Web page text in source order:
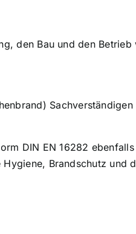
den Bau und den Betrieb
Sachverständigen
DIN EN 16282 ebenfalls
Brandschutz und